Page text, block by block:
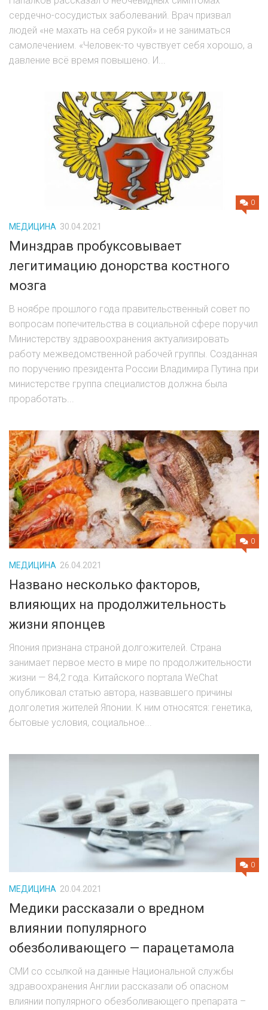
сердечно-сосудистых заболеваний. Врач призвал
людей «не махать на себя рукой» и не заниматься
самолечением. «Человек-то чувствует себя хорошо, а
давление всё время повышено. И...
0
МЕДИЦИНА 30.04.2021
Минздрав пробуксовывает
легитимацию донорства костного
мозга
В ноябре прошлого года правительственный совет по
вопросам попечительства в социальной сфере поручил
Министерству здравоохранения актуализировать
работу межведомственной рабочей группы. Созданная
по поручению президента России Владимира Путина при
министерстве группа специалистов должна была
проработать...
0
МЕДИЦИНА 26.04.2021
Названо несколько факторов,
влияющих на продолжительность
жизни японцев
Япония признана страной долгожителей. Страна
занимает первое место в мире по продолжительности
жизни — 84,2 года. Китайского портала WeСhat
опубликовал статью автора, назвавшего причины
долголетия жителей Японии. К ним относятся: генетика,
бытовые условия, социальное...
0
МЕДИЦИНА 20.04.2021
Медики рассказали о вредном
влиянии популярного
обезболивающего — парацетамола
СМИ со ссылкой на данные Национальной службы
здравоохранения Англии рассказали об опасном
влиянии популярного обезболивающего препарата –